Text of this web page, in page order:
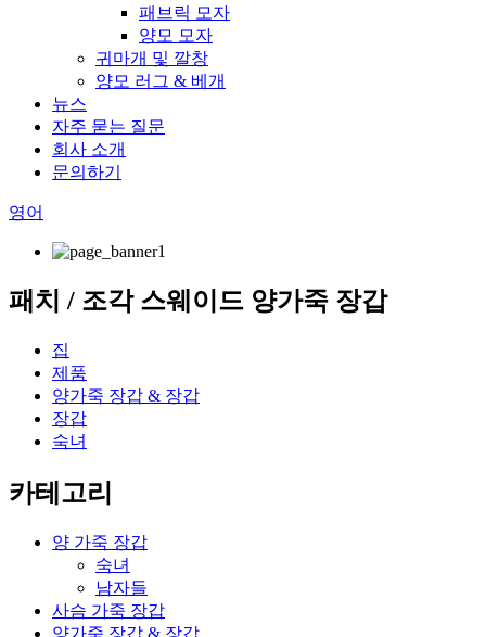
패브릭 모자
양모 모자
귀마개 및 깔창
양모 러그 & 베개
뉴스
자주 묻는 질문
회사 소개
문의하기
영어
패치 / 조각 스웨이드 양가죽 장갑
집
제품
양가죽 장갑 & 장갑
장갑
숙녀
카테고리
양 가죽 장갑
숙녀
남자들
사슴 가죽 장갑
양가죽 장갑 & 장갑